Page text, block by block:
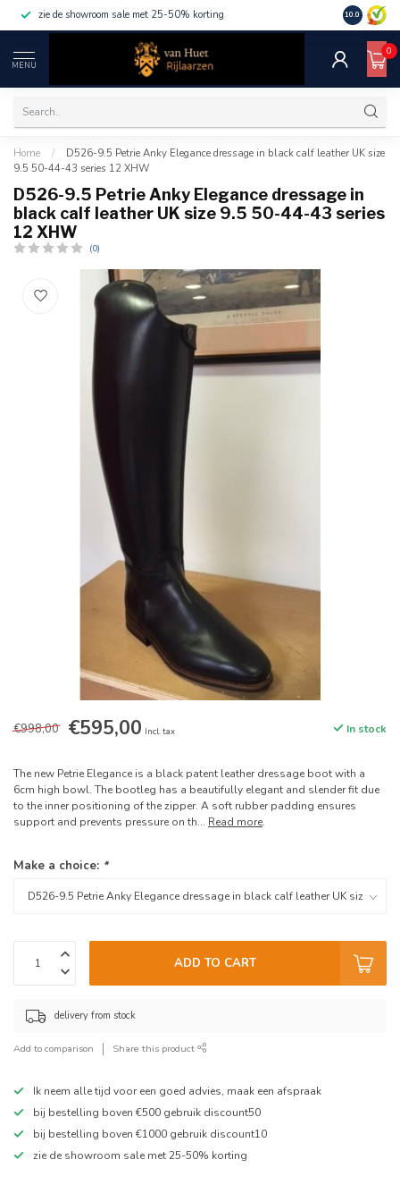
zie de showroom sale met 25-50% korting 10.0
MENU
0
Home /
D526-9.5 Petrie Anky Elegance dressage in black calf leather UK size
9.5 50-44-43 series 12 XHW
D526-9.5 Petrie Anky Elegance dressage in
black calf leather UK size 9.5 50-44-43 series
12 XHW
(0)
€998,00 €595,00 Incl. tax In stock
The new Petrie Elegance is a black patent leather dressage boot with a
6cm high bowl. The bootleg has a beautifully elegant and slender fit due
to the inner positioning of the zipper. A soft rubber padding ensures
support and prevents pressure on th... Read more.
Make a choice: *
ADD TO CART
delivery from stock
Add to comparison Share this product
Ik neem alle tijd voor een goed advies, maak een afspraak
bij bestelling boven €500 gebruik discount50
bij bestelling boven €1000 gebruik discount10
zie de showroom sale met 25-50% korting